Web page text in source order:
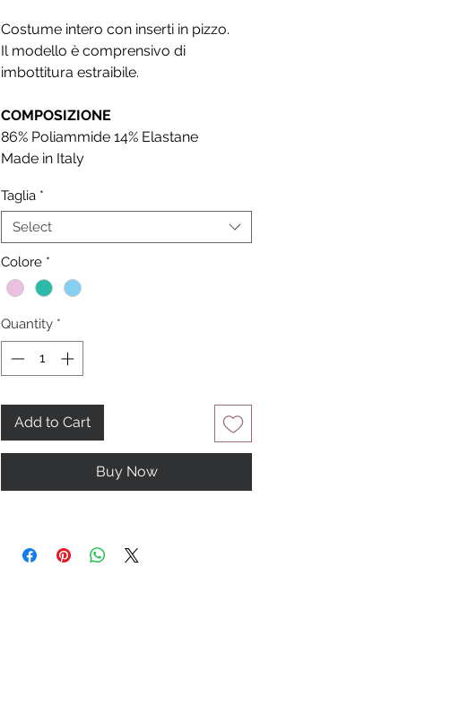
Costume intero con inserti in pizzo.
Il modello è comprensivo di
imbottitura estraibile.
COMPOSIZIONE
86% Poliammide 14% Elastane
Made in Italy
Taglia *
Select
Colore *
Quantity *
Add to Cart
Buy Now